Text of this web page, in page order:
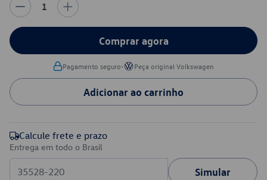
1
Comprar agora
Pagamento seguro• Peça original Volkswagen
Adicionar ao carrinho
Calcule frete e prazo
Entrega em todo o Brasil
Simular